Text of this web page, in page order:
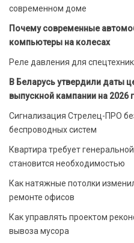
современном доме
Почему современные
компьютеры на колесах
Реле давления для
В Беларусь утвердили даты
выпускной кампании на 2026
Сигнализация Стрелец-ПРО
беспроводных систем
Квартира требует
становится необходимостью
Как натяжные потолки
ремонте офисов
Как управлять проектом
вывоза мусора